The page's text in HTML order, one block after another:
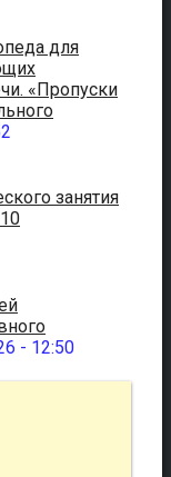
для
«Пропуски
занятия
- 12:50